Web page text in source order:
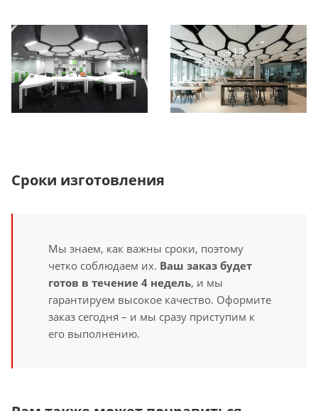
Сроки изготовления
Мы знаем, как важны сроки, поэтому
четко соблюдаем их. Ваш заказ будет
готов в течение 4 недель, и мы
гарантируем высокое качество. Оформите
заказ сегодня – и мы сразу приступим к
его выполнению.